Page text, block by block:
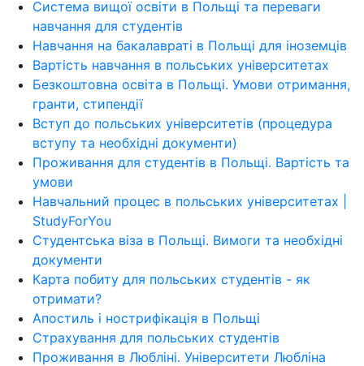
Система вищої освіти в Польщі та переваги
навчання для студентів
Навчання на бакалавраті в Польщі для іноземців
Вартість навчання в польських університетах
Безкоштовна освіта в Польщі. Умови отримання,
гранти, стипендії
Вступ до польських університетів (процедура
вступу та необхідні документи)
Проживання для студентів в Польщі. Вартість та
умови
Навчальний процес в польських університетах |
StudyForYou
Студентська віза в Польщі. Вимоги та необхідні
документи
Карта побиту для польських студентів - як
отримати?
Апостиль і нострифікація в Польщі
Страхування для польських студентів
Проживання в Любліні. Університети Любліна